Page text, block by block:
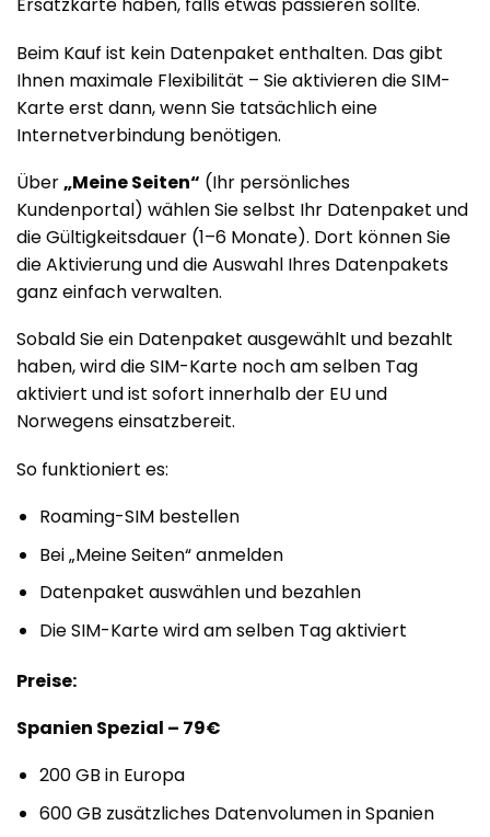
Ersatzkarte haben, falls etwas passieren sollte.
Beim Kauf ist kein Datenpaket enthalten. Das gibt
Ihnen maximale Flexibilität – Sie aktivieren die SIM-
Karte erst dann, wenn Sie tatsächlich eine
Internetverbindung benötigen.
Über„Meine Seiten“ (Ihr persönliches
Kundenportal) wählen Sie selbst Ihr Datenpaket und
die Gültigkeitsdauer (1–6 Monate). Dort können Sie
die Aktivierung und die Auswahl Ihres Datenpakets
ganz einfach verwalten.
Sobald Sie ein Datenpaket ausgewählt und bezahlt
haben, wird die SIM-Karte noch am selben Tag
aktiviert und ist sofort innerhalb der EU und
Norwegens einsatzbereit.
So funktioniert es:
Roaming-SIM bestellen
Bei „Meine Seiten“ anmelden
Datenpaket auswählen und bezahlen
Die SIM-Karte wird am selben Tag aktiviert
Preise:
Spanien Spezial – 79€
200 GB in Europa
600 GB zusätzliches Datenvolumen in Spanien